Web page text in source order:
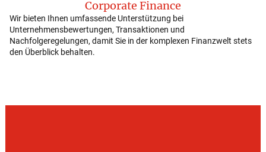
Corporate Finance
Wir bieten Ihnen umfassende Unterstützung bei
Unternehmensbewertungen, Transaktionen und
Nachfolgeregelungen, damit Sie in der komplexen Finanzwelt stets
den Überblick behalten.